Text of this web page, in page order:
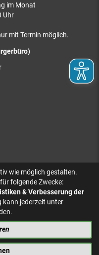
im Monat
Uhr
mit Termin möglich.
NACH OBEN
wie möglich gestalten.
folgende Zwecke:
& Verbesserung der
kann jederzeit unter